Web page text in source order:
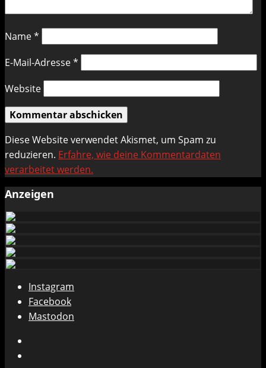
Name*
E-Mail-Adresse*
Website
Diese Website verwendet Akismet, um Spam zu
reduzieren. Erfahre, wie deine Kommentardaten
verarbeitet werden.
Anzeigen
Instagram
Facebook
Mastodon